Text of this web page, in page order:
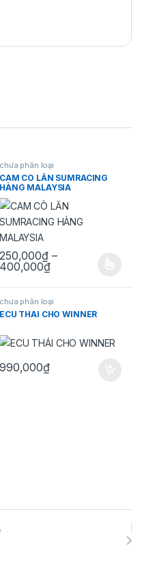
Các tùy chọn có thể được
chưa phân loại
CAM CÒ LĂN SUMRACING
HÀNG MALAYSIA
250,000₫ –
400,000₫Khoảng giá: từ
Sản phẩm này có nhiều biến
chưa phân loại
ECU THÁI CHO WINNER
990,000₫